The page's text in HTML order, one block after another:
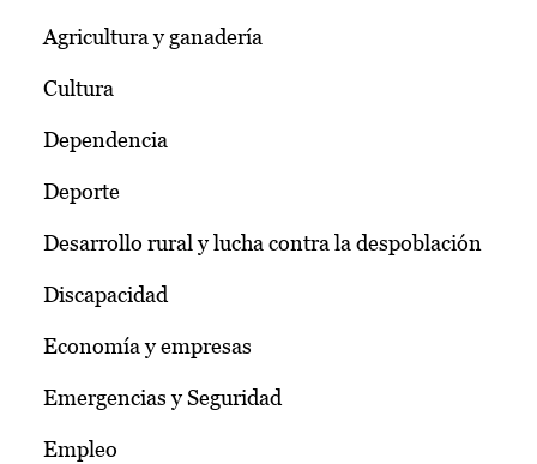
Agricultura y ganadería
Cultura
Dependencia
Deporte
Desarrollo rural y lucha contra la despoblación
Discapacidad
Economía y empresas
Emergencias y Seguridad
Empleo